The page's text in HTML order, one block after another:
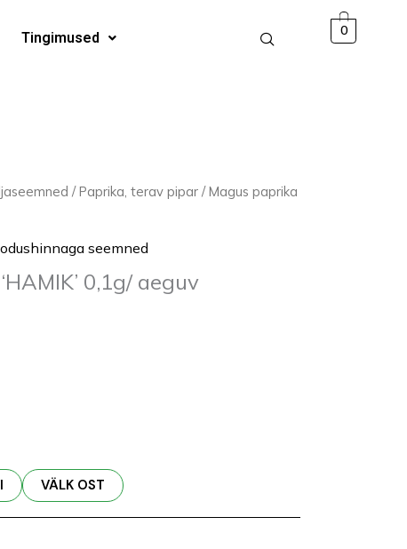
Tingimused 0
/Paprika, terav pipar / Magus paprika
seemned
0,1g/ aeguv
VÄLK OST
aeguv